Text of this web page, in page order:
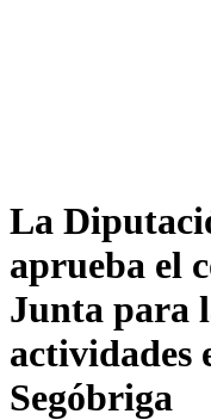
La
aprueba el
Junta para
actividades
Segóbriga